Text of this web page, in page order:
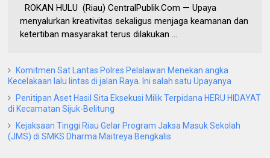
ROKAN HULU (Riau) CentralPublik.Com — Upaya
menyalurkan kreativitas sekaligus menjaga keamanan dan
ketertiban masyarakat terus dilakukan ...
Komitmen Sat Lantas Polres Pelalawan Menekan angka
Kecelakaan lalu lintas di jalan Raya. Ini salah satu Upayanya
Penitipan Aset Hasil Sita Eksekusi Milik Terpidana HERU HIDAYAT
di Kecamatan Sijuk-Belitung
Kejaksaan Tinggi Riau Gelar Program Jaksa Masuk Sekolah
(JMS) di SMKS Dharma Maitreya Bengkalis